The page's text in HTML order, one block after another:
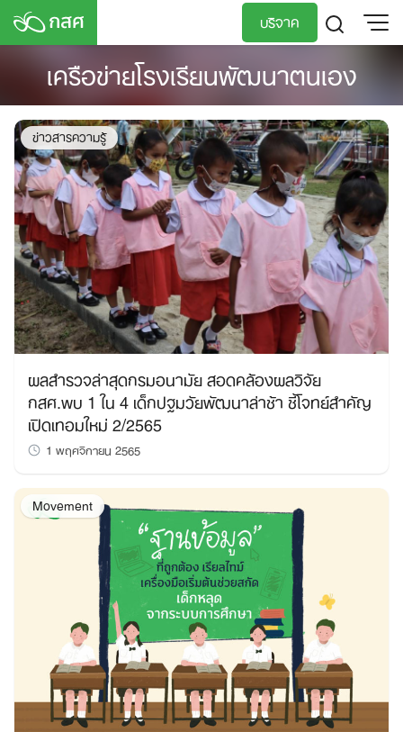
Skip
content
บริจาค
TH
EN
เครือข่ายโรงเรียนพัฒนาตนเอง
ข่าวสารความรู้
ผลสำรวจล่าสุดกรมอนามัย สอดคล้องผลวิจัย
กสศ.พบ 1 ใน 4 เด็กปฐมวัยพัฒนาล่าช้า ชี้โจทย์สำคัญ
เปิดเทอมใหม่ 2/2565
1 พฤศจิกายน 2565
Movement